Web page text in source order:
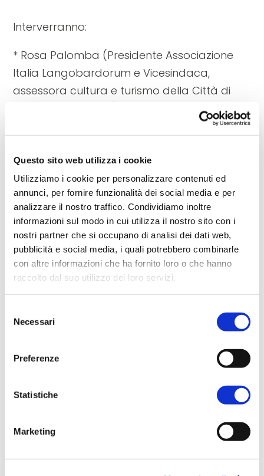
Questo sito web utilizza i cookie
Utilizziamo i cookie per personalizzare contenuti ed
annunci, per fornire funzionalità dei social media e per
analizzare il nostro traffico. Condividiamo inoltre
informazioni sul modo in cui utilizza il nostro sito con i
nostri partner che si occupano di analisi dei dati web,
pubblicità e social media, i quali potrebbero combinarle
con altre informazioni che ha fornito loro o che hanno
raccolto dal suo utilizzo dei loro servizi.
l'informativa sulla
Cookie Policy
delNecessari
Preferenze
Statistiche
Marketing
Interverranno:
* Rosa Palomba (Presidente Associazione
Italia Langobardorum e Vicesindaca,
assessora cultura e turismo della Città di
* Silvia Patrignani e Laura Acampora
(Ministero della Cultura – Direzione generale
Affari europei e internazionali – Servizio II
UNESCO)
* il prof. Gian Pietro Brogiolo (già Università di
Padova)
* Pasquale Gatta (Comitato tecnico-
scientifico Italia Langobardorum – Comune di
Monte Sant’Angelo)
* Maria Stovali (Comitato tecnico-scientifico
Italia Langobardorum – Comune di Spoleto).
In arrivo anche novità su nuove iniziative e su
una promozione turistica sempre più
integrata, con un’attenzione speciale al
turismo scolastico.